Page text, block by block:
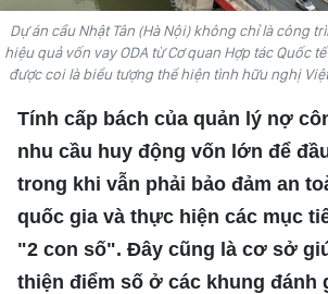
VĂN NGHỆ
NHỊP SỐNG THỜI ĐẠI
AN NINH - XÃ HỘI
KHOA HỌC - GIÁO DỤC
Dự án cầu Nhật Tân (Hà Nội) không chỉ là công
hiệu quả vốn vay ODA từ Cơ quan Hợp tác Quốc
được coi là biểu tượng thể hiện tình hữu nghị
Tính cấp bách của quản lý nợ
nhu cầu huy động vốn lớn để
trong khi vẫn phải bảo đảm an
quốc gia và thực hiện các mục
"2 con số". Đây cũng là cơ sở
thiện điểm số ở các khung đánh